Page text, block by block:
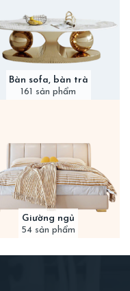
Bàn sofa, bàn trà
161 sản phẩm
Giường ngủ
54 sản phẩm